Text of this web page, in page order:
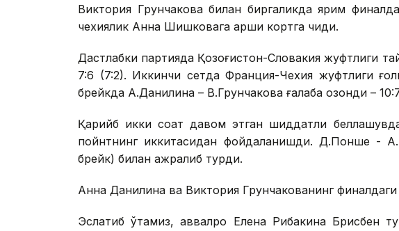
Виктория Грунчакова билан биргаликда ярим
чехиялик Анна Шишковага қарши кортга чиқди.
Дастлабки партияда Қозоғистон-Словакия жуфтлиги
7:6 (7:2). Иккинчи сетда Франция-Чехия жуфтлиги
брейкда А.Данилина – В.Грунчакова ғалаба қозонди –
Қарийб икки соат давом этган шиддатли
пойнтнинг иккитасидан фойдаланишди. Д.Понше -
брейк) билан ажралиб турди.
Анна Данилина ва Виктория Грунчакованинг финалдаги
Эслатиб ўтамиз, аввалроқ Елена Рибакина Брисбен